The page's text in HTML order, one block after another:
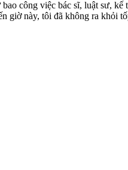
công việc bác sĩ, luật sư, kế
giờ này, tôi đã không ra khỏi